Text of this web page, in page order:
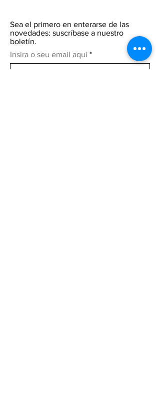
Sea el primero en enterarse de las
novedades: suscríbase a nuestro
boletín.
Insira o seu email aqui